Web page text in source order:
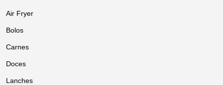
Air Fryer
Bolos
Carnes
Doces
Lanches